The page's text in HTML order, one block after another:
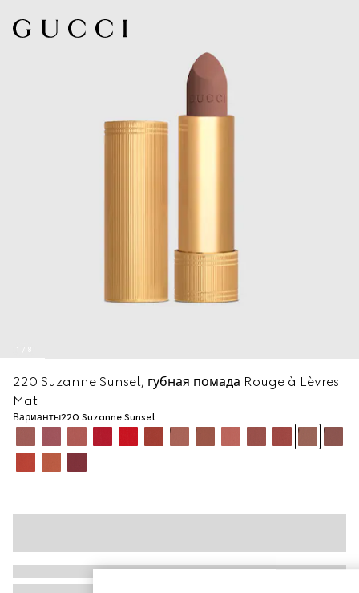
220 Suzanne Sunset, губная помада Rouge à Lèvres
Mat
Варианты220 Suzanne Sunset